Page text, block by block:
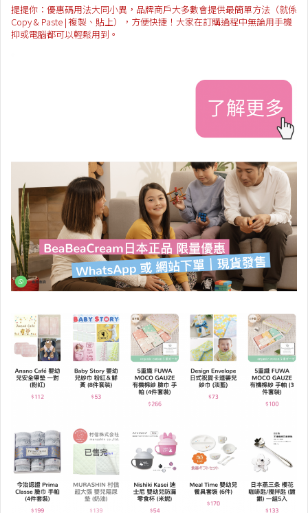
提提你：優惠碼用法大同小異，品牌商戶大多數會提供最簡單方法（就係
Copy & Paste | 複製、貼上），方便快捷！大家在訂購過程中無論用手機
抑或電腦都可以輕鬆用到。